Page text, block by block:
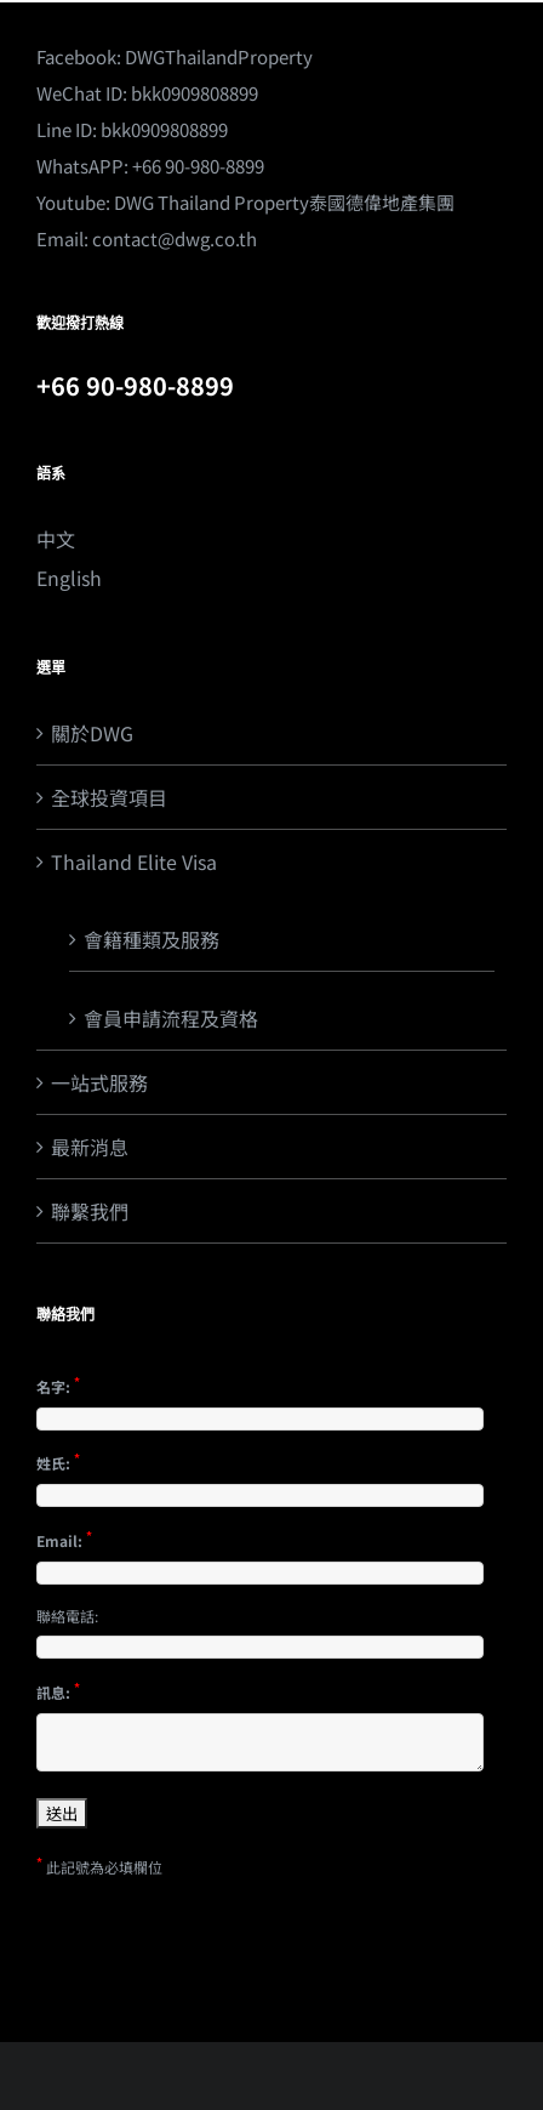
Facebook: DWGThailandProperty
WeChat ID: bkk0909808899
Line ID: bkk0909808899
WhatsAPP: +66 90-980-8899
Youtube: DWG Thailand Property泰國德偉地產集團
Email:contact@dwg.co.th
歡迎撥打熱線
+66 90-980-8899
語系
中文
English
選單
關於DWG
全球投資項目
Thailand Elite Visa
會籍種類及服務
會員申請流程及資格
一站式服務
最新消息
聯繫我們
聯絡我們
名字: *
姓氏: *
Email: *
聯絡電話:
訊息: *
* 此記號為必填欄位